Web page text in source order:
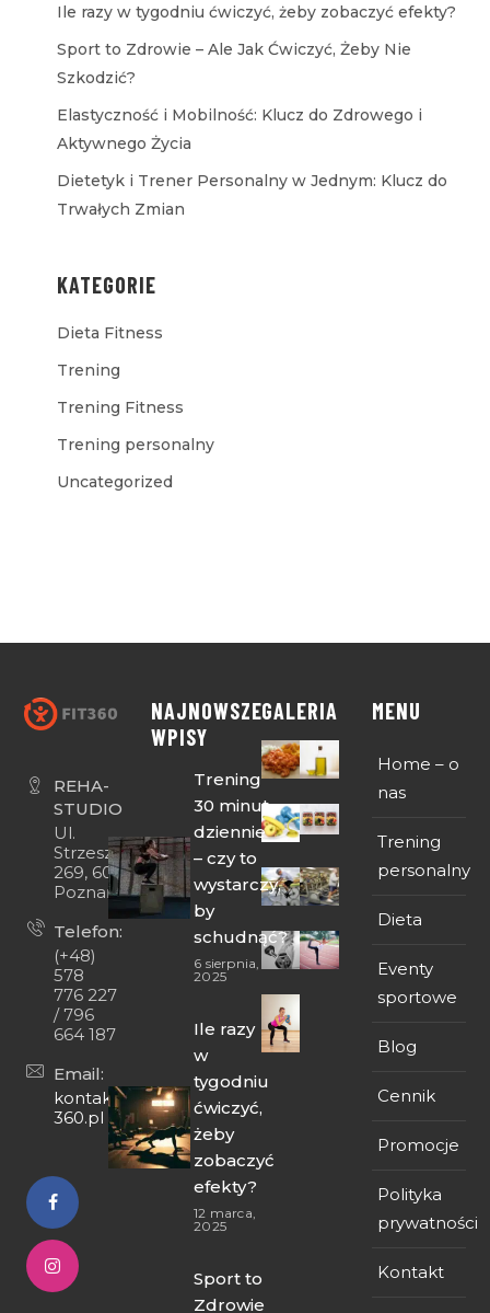
Ile razy w tygodniu ćwiczyć, żeby zobaczyć efekty?
Sport to Zdrowie – Ale Jak Ćwiczyć, Żeby Nie
Szkodzić?
Elastyczność i Mobilność: Klucz do Zdrowego i
Aktywnego Życia
Dietetyk i Trener Personalny w Jednym: Klucz do
Trwałych Zmian
KATEGORIE
Dieta Fitness
Trening
Trening Fitness
Trening personalny
Uncategorized
REHA-
STUDIO
Ul.
Strzeszyńska
269, 60-474
Poznań
Telefon:
(+48)
578
776 227
/ 796
664 187
Email:
kontakt@fit-
360.pl
NAJNOWSZE
WPISY
Trening
30 minut
dziennie
– czy to
wystarczy,
by
schudnąć?
6 sierpnia,
2025
Ile razy
w
tygodniu
ćwiczyć,
żeby
zobaczyć
efekty?
12 marca,
2025
Sport to
Zdrowie
GALERIA MENU
Home – o
nas
Trening
personalny
Dieta
Eventy
sportowe
Blog
Cennik
Promocje
Polityka
prywatności
Kontakt